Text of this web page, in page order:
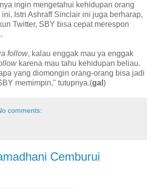
ingin mengetahui kehidupan orang
Istri Ashraff Sinclair ini juga berharap,
Twitter, SBY bisa cepat merespon
follow, kalau enggak mau ya enggak
karena mau tahu kehidupan beliau.
yang diomongin orang-orang bisa jadi
memimpin," tutupnya.(gal )
comments:
Cemburui